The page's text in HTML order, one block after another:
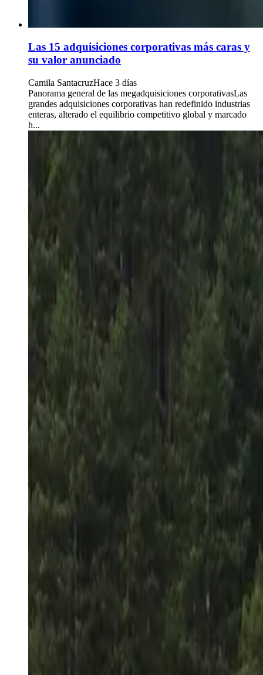
Las 15 adquisiciones corporativas más caras y
su valor anunciado
Camila SantacruzHace 3 días
Panorama general de las megadquisiciones corporativasLas
grandes adquisiciones corporativas han redefinido industrias
enteras, alterado el equilibrio competitivo global y marcado
h...